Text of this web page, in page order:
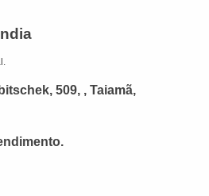
509, , Taiamã,